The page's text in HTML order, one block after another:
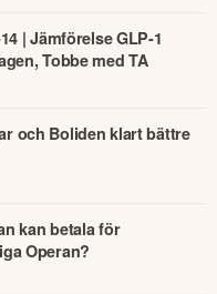
| Jämförelse GLP-1
Tobbe med TA
och Boliden klart bättre
kan betala för
Operan?